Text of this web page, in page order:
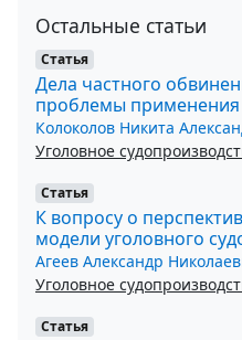
Остальные статьи
Статья
Дела частного
проблемы применения
Колоколов Никита
Уголовное
Статья
К вопросу о
модели уголовного
Агеев Александр
Уголовное
Статья